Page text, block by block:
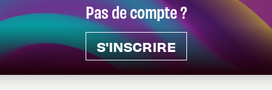
Pas de compte ?
S'INSCRIRE